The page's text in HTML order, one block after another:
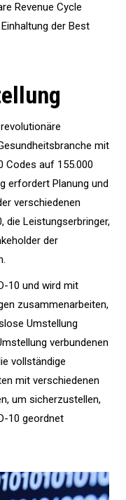
Revenue Cycle
der Best
mit
Codes auf 155.000
erfordert Planung und
verschiedenen
die Leistungserbringer,
der
10 und wird mit
zusammenarbeiten,
Umstellung
verbundenen
vollständige
mit verschiedenen
um sicherzustellen,
10 geordnet